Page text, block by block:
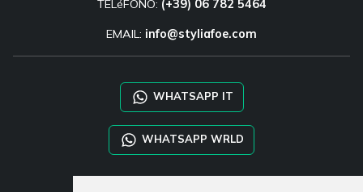
TELéFONO: (+39) 06 782 5464
EMAIL: info@styliafoe.com
WHATSAPP IT
WHATSAPP WRLD